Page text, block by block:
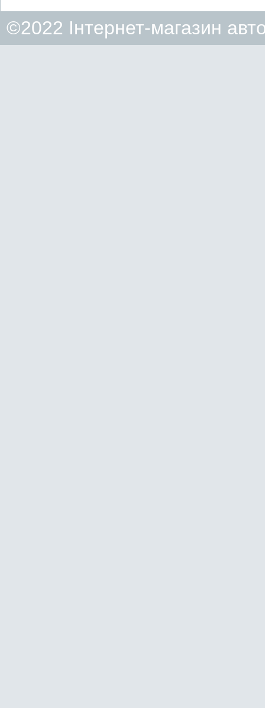
©2022 Інтернет-магазин